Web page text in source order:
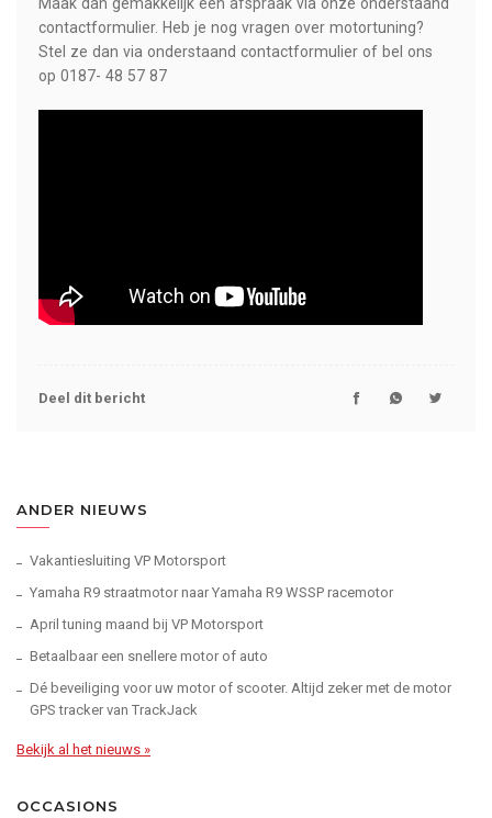
Maak dan gemakkelijk een afspraak via onze onderstaand
contactformulier. Heb je nog vragen over motortuning?
Stel ze dan via onderstaand contactformulier of bel ons
op 0187- 48 57 87
Deel dit bericht
ANDER NIEUWS
Vakantiesluiting VP Motorsport
Yamaha R9 straatmotor naar Yamaha R9 WSSP racemotor
April tuning maand bij VP Motorsport
Betaalbaar een snellere motor of auto
Dé beveiliging voor uw motor of scooter. Altijd zeker met de motor
GPS tracker van TrackJack
Bekijk al het nieuws »
OCCASIONS